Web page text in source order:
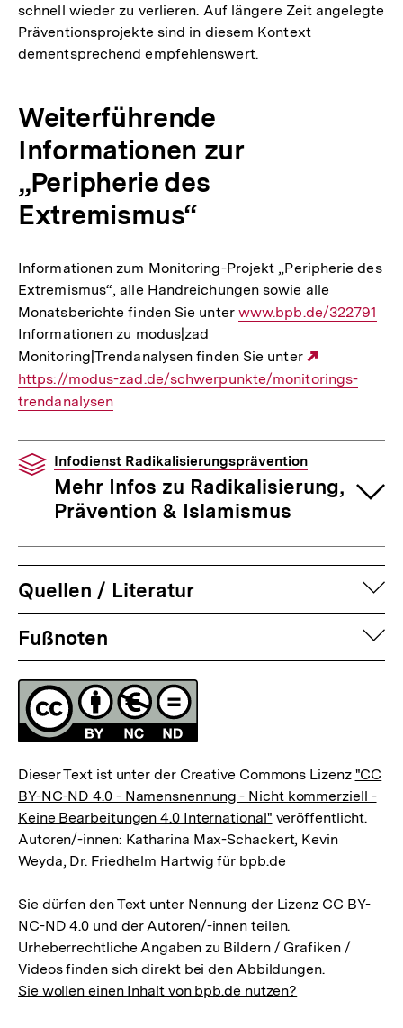
schnell wieder zu verlieren. Auf längere Zeit angelegte
Präventionsprojekte sind in diesem Kontext
dementsprechend empfehlenswert.
Weiterführende
Informationen zur
„Peripherie des
Extremismus“
Informationen zum Monitoring-Projekt „Peripherie des
Extremismus“, alle Handreichungen sowie alle
Monatsberichte finden Sie unter Interner
www.bpb.de/322791
Informationen zu modus|zad
Monitoring|Trendanalysen finden Sie unter
Link:
https://modus-zad.de/schwerpunkte/monitorings-
trendanalysen
Infodienst Radikalisierungsprävention
Mehr Infos zu Radikalisierung,
Prävention & Islamismus
Quellen / Literatur
Fussnoten
Fußnoten
Lizenz
Dieser Text ist unter der Creative Commons Lizenz "CC
BY-NC-ND 4.0 - Namensnennung - Nicht kommerziell -
Keine Bearbeitungen 4.0 International" veröffentlicht.
Autoren/-innen: Katharina Max-Schackert, Kevin
Weyda, Dr. Friedhelm Hartwig für bpb.de
Sie dürfen den Text unter Nennung der Lizenz CC BY-
NC-ND 4.0 und der Autoren/-innen teilen.
Urheberrechtliche Angaben zu Bildern / Grafiken /
Videos finden sich direkt bei den Abbildungen.
Sie wollen einen Inhalt von bpb.de nutzen?